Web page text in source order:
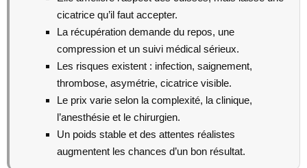
cicatrice qu’il faut accepter.
La récupération demande du repos, une
compression et un suivi médical sérieux.
Les risques existent : infection, saignement,
thrombose, asymétrie, cicatrice visible.
Le prix varie selon la complexité, la clinique,
l’anesthésie et le chirurgien.
Un poids stable et des attentes réalistes
augmentent les chances d’un bon résultat.